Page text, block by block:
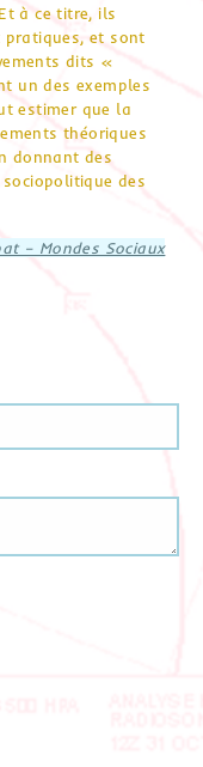
à ce titre, ils
pratiques, et sont
dits «
un des exemples
estimer que la
théoriques
donnant des
des
– Mondes Sociaux